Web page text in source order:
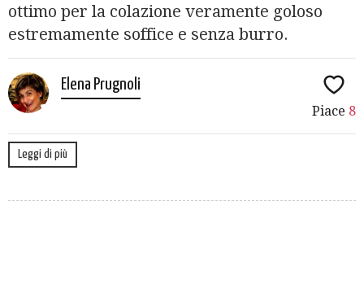
ottimo per la colazione veramente goloso
estremamente soffice e senza burro.
Elena Prugnoli
Piace 8
Leggi di più